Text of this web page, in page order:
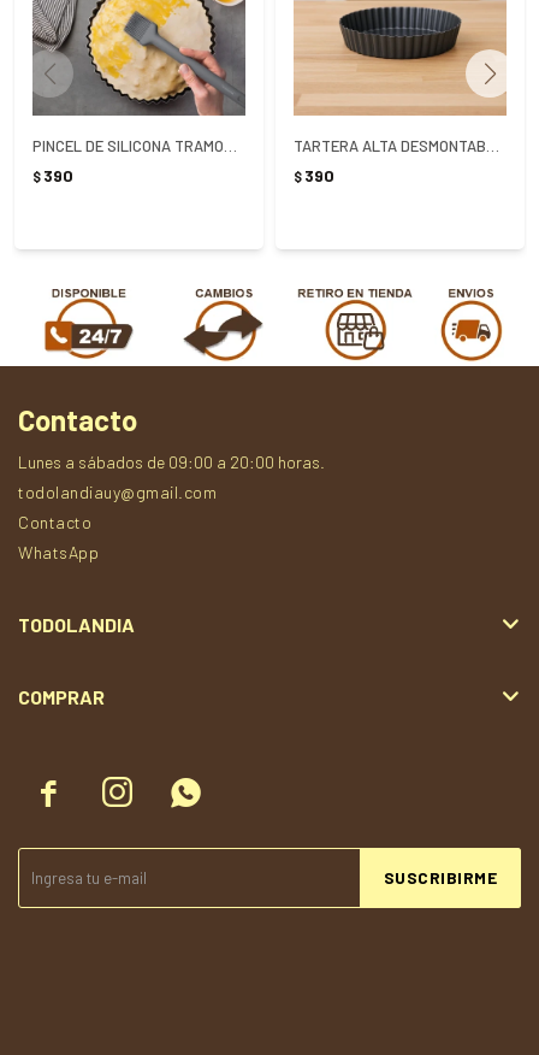
$ 390 $ 390
  
SUSCRIBIRME
Contacto
Lunes a sábados de 09:00 a 20:00 horas.
todolandiauy@gmail.com
Contacto
WhatsApp
TODOLANDIA
COMPRAR